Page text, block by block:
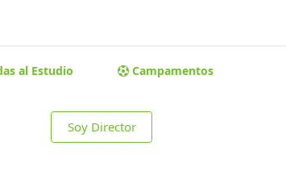
al Estudio Campamentos
Soy Director